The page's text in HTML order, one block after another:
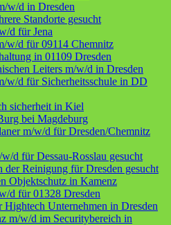
w/d in Dresden
Standorte gesucht
d für Jena
w/d für 09114 Chemnitz
in 01109 Dresden
Leiters m/w/d in Dresden
w/d für Sicherheitsschule in DD
sicherheit in Kiel
bei Magdeburg
m/w/d für Dresden/Chemnitz
d für Dessau-Rosslau gesucht
Reinigung für Dresden gesucht
Objektschutz in Kamenz
d für 01328 Dresden
Hightech Unternehmen in Dresden
m/w/d im Securitybereich in